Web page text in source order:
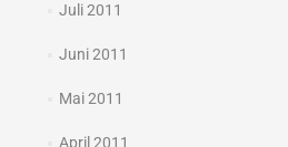
Juli 2011
Juni 2011
Mai 2011
April 2011